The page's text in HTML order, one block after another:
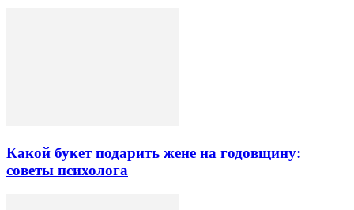
Какой букет подарить жене на годовщину:
советы психолога